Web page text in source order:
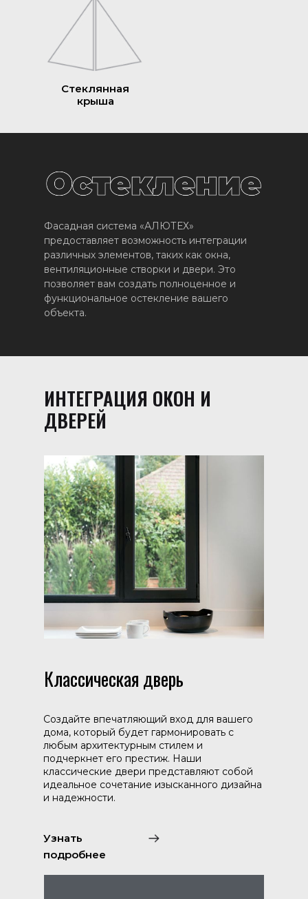
Стеклянная
крыша
Фасадная система «АЛЮТЕХ»
предоставляет возможность интеграции
различных элементов, таких как окна,
вентиляционные створки и двери. Это
позволяет вам создать полноценное и
функциональное остекление вашего
объекта.
Узнать
подробнее
ИНТЕГРАЦИЯ ОКОН И
ДВЕРЕЙ
Создайте впечатляющий вход для вашего
дома, который будет гармонировать с
любым архитектурным стилем и
подчеркнет его престиж. Наши
классические двери представляют собой
идеальное сочетание изысканного дизайна
и надежности.
Классическая дверь